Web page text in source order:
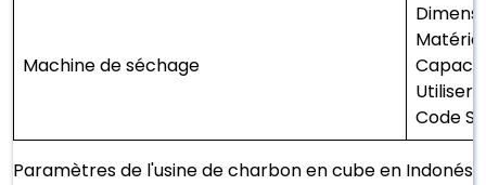
Machine de séchage
Utiliser
Code
Paramètres de l'usine de charbon en cube en Indonésie